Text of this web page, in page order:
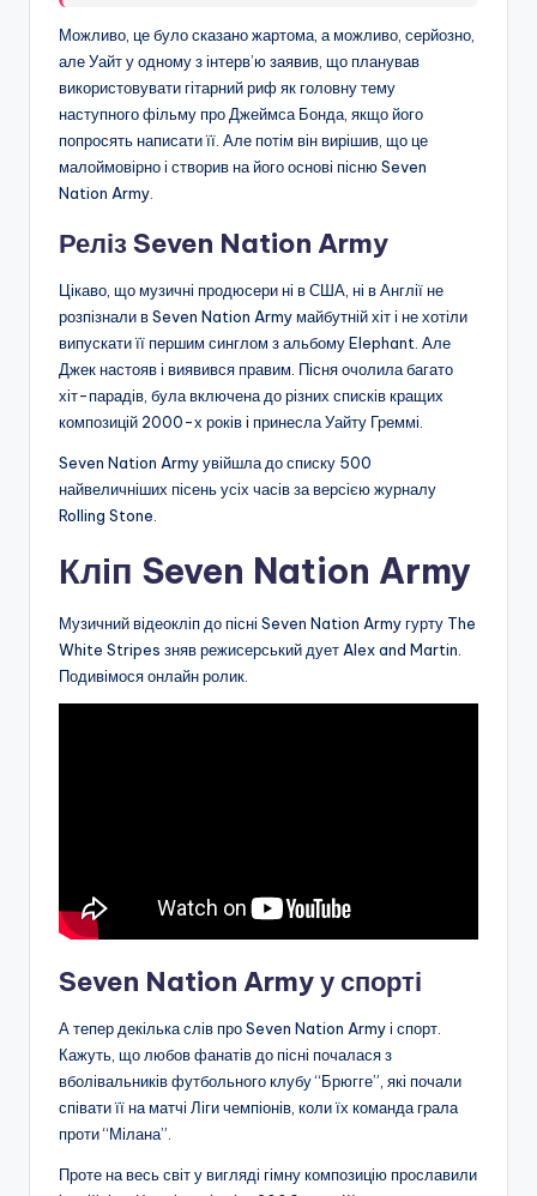
Можливо, це було сказано жартома, а можливо, серйозно,
але Уайт у одному з інтерв’ю заявив, що планував
використовувати гітарний риф як головну тему
наступного фільму про Джеймса Бонда, якщо його
попросять написати її. Але потім він вирішив, що це
малоймовірно і створив на його основі пісню Seven
Nation Army.
Реліз Seven Nation Army
Цікаво, що музичні продюсери ні в США, ні в Англії не
розпізнали в Seven Nation Army майбутній хіт і не хотіли
випускати її першим синглом з альбому Elephant. Але
Джек настояв і виявився правим. Пісня очолила багато
хіт-парадів, була включена до різних списків кращих
композицій 2000-х років і принесла Уайту Греммі.
Seven Nation Army увійшла до списку 500
найвеличніших пісень усіх часів за версією журналу
Rolling Stone.
Кліп Seven Nation Army
Музичний відеокліп до пісні Seven Nation Army гурту The
White Stripes зняв режисерський дует Alex and Martin.
Подивімося онлайн ролик.
Seven Nation Army у спорті
А тепер декілька слів про Seven Nation Army і спорт.
Кажуть, що любов фанатів до пісні почалася з
вболівальників футбольного клубу “Брюгге”, які почали
співати її на матчі Ліги чемпіонів, коли їх команда грала
проти “Мілана”.
Проте на весь світ у вигляді гімну композицію прославили